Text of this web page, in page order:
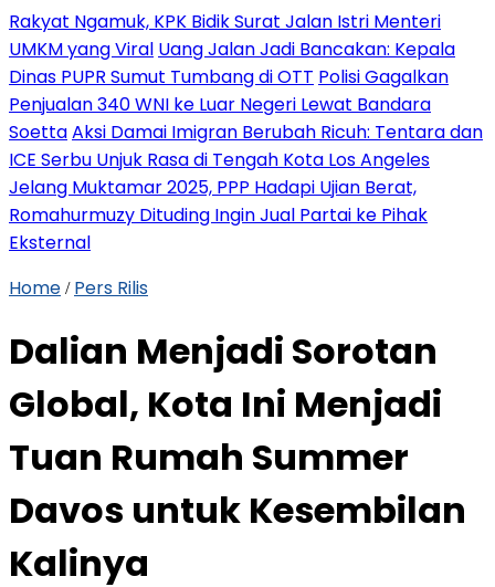
Rakyat Ngamuk, KPK Bidik Surat Jalan Istri Menteri
UMKM yang Viral Uang Jalan Jadi Bancakan: Kepala
Dinas PUPR Sumut Tumbang di OTT Polisi Gagalkan
Penjualan 340 WNI ke Luar Negeri Lewat Bandara
SoettaAksi Damai Imigran Berubah Ricuh: Tentara dan
ICE Serbu Unjuk Rasa di Tengah Kota Los Angeles
Jelang Muktamar 2025, PPP Hadapi Ujian Berat,
Romahurmuzy Dituding Ingin Jual Partai ke Pihak
Eksternal
Home / Pers Rilis
Dalian Menjadi Sorotan
Global, Kota Ini Menjadi
Tuan Rumah Summer
Davos untuk Kesembilan
Kalinya